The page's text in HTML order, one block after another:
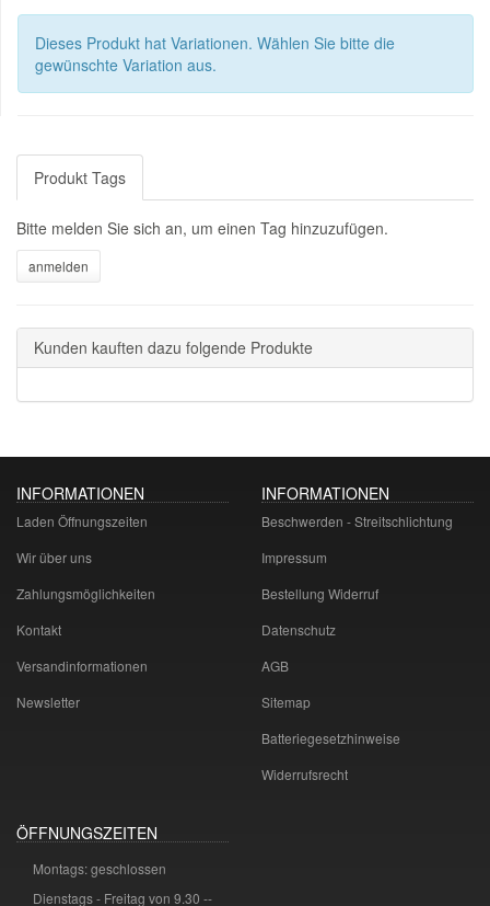
Dieses Produkt hat Variationen. Wählen Sie bitte die
gewünschte Variation aus.
Produkt Tags
Bitte melden Sie sich an, um einen Tag hinzuzufügen.
Kunden kauften dazu folgende Produkte
INFORMATIONEN
Laden Öffnungszeiten
Wir über uns
Zahlungsmöglichkeiten
Kontakt
Versandinformationen
Newsletter
INFORMATIONEN
Beschwerden - Streitschlichtung
Impressum
Bestellung Widerruf
Datenschutz
AGB
Sitemap
Batteriegesetzhinweise
Widerrufsrecht
ÖFFNUNGSZEITEN
Montags: geschlossen
Dienstags - Freitag von 9.30 --